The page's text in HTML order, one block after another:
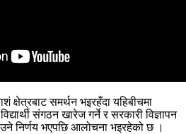
क्षेत्रबाट समर्थन भइरहँदा यहिबीचमा
संगठन खारेज गर्ने र सरकारी विज्ञापन
निर्णय भएपछि आलोचना भइरहेको छ ।